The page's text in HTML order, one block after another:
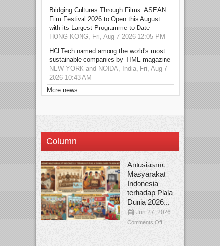
Bridging Cultures Through Films: ASEAN
Film Festival 2026 to Open this August
with its Largest Programme to Date
HONG KONG, Fri, Aug 7 2026 12:05 PM
HCLTech named among the world's most
sustainable companies by TIME magazine
NEW YORK and NOIDA, India, Fri, Aug 7
2026 10:43 AM
More news
Column
Antusiasme
Masyarakat
Indonesia
terhadap Piala
Dunia 2026...
Jun 27, 2026
Comments Off